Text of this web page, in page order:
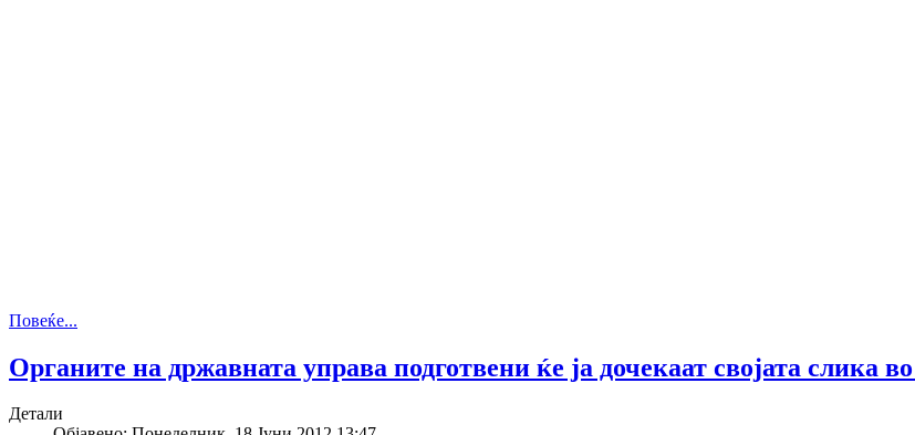
Повеќе...
Органите на државната управа подготвени ќе ја дочекаат својата слика
Детали